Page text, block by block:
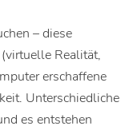
– diese
Realität,
erschaffene
Unterschiedliche
es entstehen